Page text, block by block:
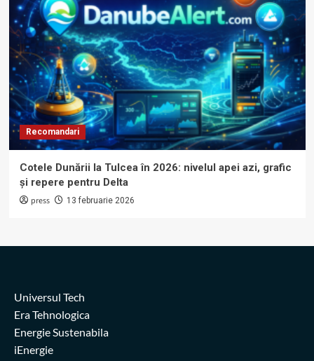
Recomandari
Cotele Dunării la Tulcea în 2026: nivelul apei azi, grafic
și repere pentru Delta
press 13 februarie 2026
Universul Tech
Era Tehnologica
Energie Sustenabila
iEnergie